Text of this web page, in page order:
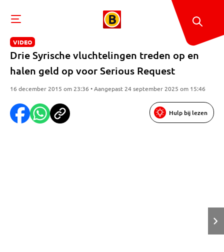
VIDEO
Drie Syrische vluchtelingen treden op en
halen geld op voor Serious Request
16 december 2015 om 23:36 • Aangepast 24 september 2025 om 15:46
Hulp bij lezen